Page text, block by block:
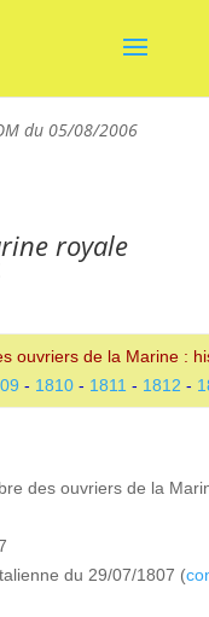
du 05/08/2006
royale
ouvriers de la Marine :
- 1810- 1811 - 1812 -
des ouvriers de la
du 29/07/1807 (